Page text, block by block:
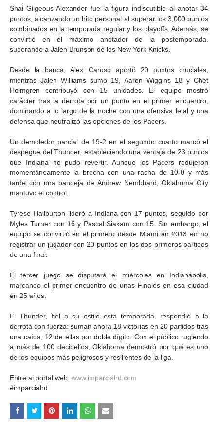
Shai Gilgeous-Alexander fue la figura indiscutible al anotar 34
puntos, alcanzando un hito personal al superar los 3,000 puntos
combinados en la temporada regular y los playoffs. Además, se
convirtió en el máximo anotador de la postemporada,
superando a Jalen Brunson de los New York Knicks.
Desde la banca, Alex Caruso aportó 20 puntos cruciales,
mientras Jalen Williams sumó 19, Aaron Wiggins 18 y Chet
Holmgren contribuyó con 15 unidades. El equipo mostró
carácter tras la derrota por un punto en el primer encuentro,
dominando a lo largo de la noche con una ofensiva letal y una
defensa que neutralizó las opciones de los Pacers.
Un demoledor parcial de 19-2 en el segundo cuarto marcó el
despegue del Thunder, estableciendo una ventaja de 23 puntos
que Indiana no pudo revertir. Aunque los Pacers redujeron
momentáneamente la brecha con una racha de 10-0 y más
tarde con una bandeja de Andrew Nembhard, Oklahoma City
mantuvo el control.
Tyrese Haliburton lideró a Indiana con 17 puntos, seguido por
Myles Turner con 16 y Pascal Siakam con 15. Sin embargo, el
equipo se convirtió en el primero desde Miami en 2013 en no
registrar un jugador con 20 puntos en los dos primeros partidos
de una final.
El tercer juego se disputará el miércoles en Indianápolis,
marcando el primer encuentro de unas Finales en esa ciudad
en 25 años.
El Thunder, fiel a su estilo esta temporada, respondió a la
derrota con fuerza: suman ahora 18 victorias en 20 partidos tras
una caída, 12 de ellas por doble dígito. Con el público rugiendo
a más de 100 decibelios, Oklahoma demostró por qué es uno
de los equipos más peligrosos y resilientes de la liga.
Entre al portal web: www.imparcialrd.com
#imparcialrd